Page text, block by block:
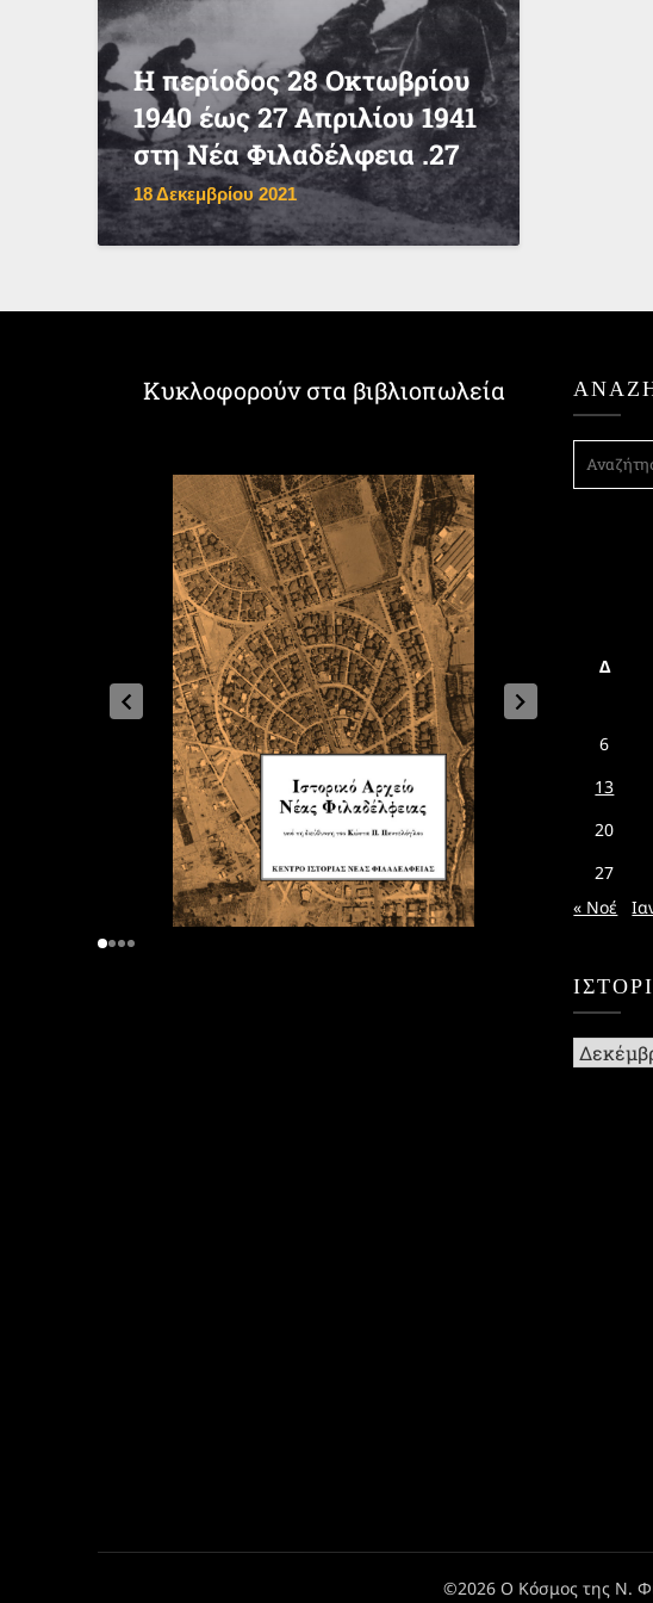
Η περίοδος 28 Οκτωβρίου
1940 έως 27 Απριλίου 1941
στη Νέα Φιλαδέλφεια .27
18 Δεκεμβρίου 2021
Κυκλοφορούν στα βιβλιοπωλεία
ΓΙΑ:
Δ
6
13
20
27
« Νοέ
Ιστορικό
©2026 Ο Κόσμος της Ν.